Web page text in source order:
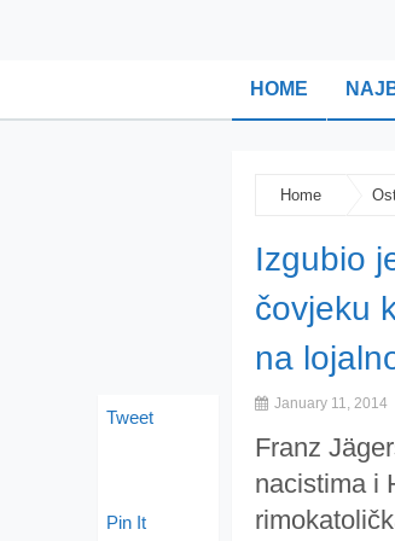
HOME
Home
Izgubio
čovjeku
na
January 11, 2014
Franz
nacistima i
Tweet
Pin It